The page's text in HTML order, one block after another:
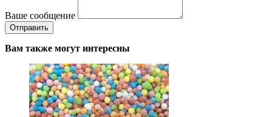
Ваше сообщение
Вам также могут интересны